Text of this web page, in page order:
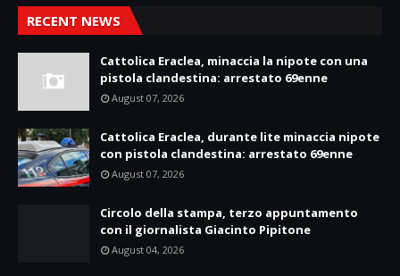
RECENT NEWS
Cattolica Eraclea, minaccia la nipote con una
pistola clandestina: arrestato 69enne
August 07, 2026
Cattolica Eraclea, durante lite minaccia nipote
con pistola clandestina: arrestato 69enne
August 07, 2026
Circolo della stampa, terzo appuntamento
con il giornalista Giacinto Pipitone
August 04, 2026